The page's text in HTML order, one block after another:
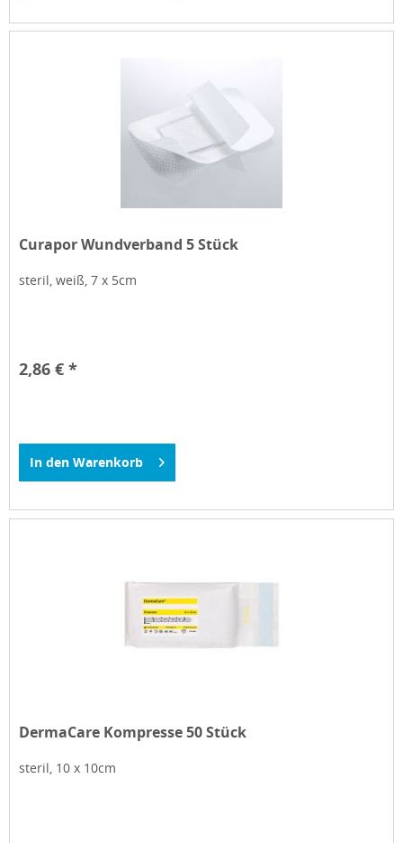
Curapor Wundverband 5 Stück
steril, weiß, 7 x 5cm
2,86 € *
In den Warenkorb
DermaCare Kompresse 50 Stück
steril, 10 x 10cm